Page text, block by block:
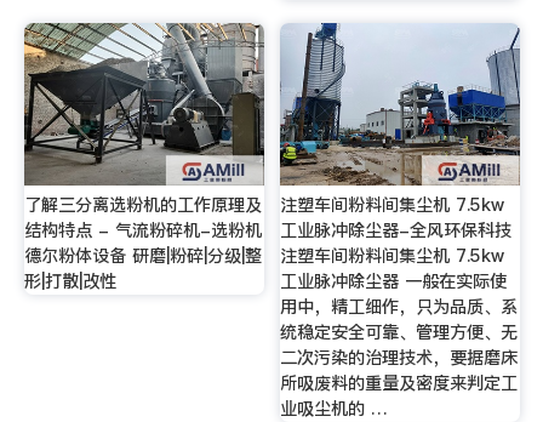
了解三分离选粉机的工作原理及
结构特点 - 气流粉碎机-选粉机
德尔粉体设备 研磨|粉碎|分级|整
形|打散|改性
注塑车间粉料间集尘机 7.5kw
工业脉冲除尘器-全风环保科技
注塑车间粉料间集尘机 7.5kw
工业脉冲除尘器 一般在实际使
用中，精工细作，只为品质、系
统稳定安全可靠、管理方便、无
二次污染的治理技术，要据磨床
所吸废料的重量及密度来判定工
业吸尘机的 …